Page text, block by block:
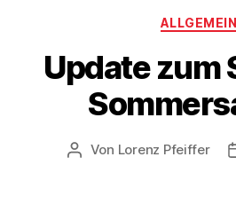
ALLGEMEIN
Update zum
Beitragsautor
Von Lorenz Pfeiffer